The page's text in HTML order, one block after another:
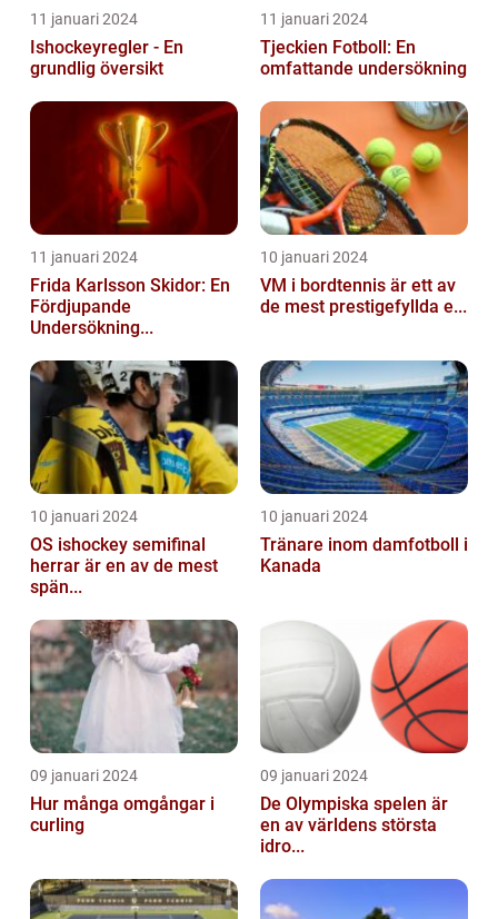
11 januari 2024
Ishockeyregler - En
grundlig översikt
11 januari 2024
Tjeckien Fotboll: En
omfattande undersökning
11 januari 2024
Frida Karlsson Skidor: En
Fördjupande
Undersökning...
10 januari 2024
VM i bordtennis är ett av
de mest prestigefyllda e...
10 januari 2024
OS ishockey semifinal
herrar är en av de mest
spän...
10 januari 2024
Tränare inom damfotboll i
Kanada
09 januari 2024
Hur många omgångar i
curling
09 januari 2024
De Olympiska spelen är
en av världens största
idro...